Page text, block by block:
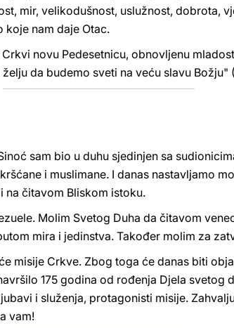
mir, velikodušnost, uslužnost, dobrota,
koje nam daje Otac.
novu Pedesetnicu, obnovljenu
da budemo sveti na veću slavu Božju"
sam bio u duhu sjedinjen sa
i muslimane. I danas nastavljamo
na čitavom Bliskom istoku.
Molim Svetog Duha da čitavom
mira i jedinstva. Također molim za
misije Crkve. Zbog toga će danas biti
175 godina od rođenja Djela svetog
i služenja, protagonisti misije.
vam!